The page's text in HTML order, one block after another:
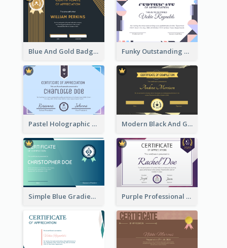
Blue And Gold Badge Appreciation Certificate Funky Outstanding Shapes Certificate Design Template Ideas
Pastel Holographic Certificate Of Appreciation Modern Black And Gold Certificate Design Ideas
Simple Blue Gradient Certificate Purple Professional And Elegant Reward Certificate Design